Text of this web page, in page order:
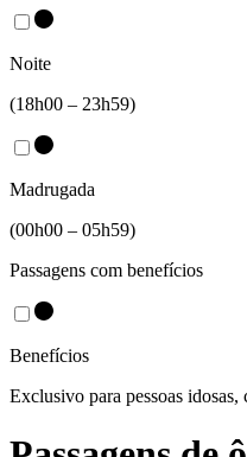
Noite
(18h00 – 23h59)
Madrugada
(00h00 – 05h59)
Passagens com benefícios
Benefícios
Exclusivo para pessoas